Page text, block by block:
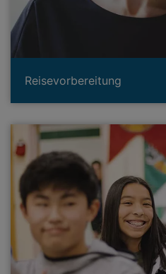
Reisevorbereitung